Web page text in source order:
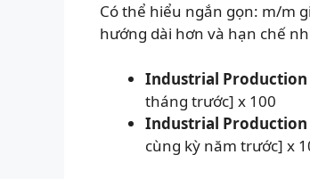
Có thể hiểu ngắn gọn: m/m
hướng dài hơn và hạn chế
Industrial
tháng trước] x 100
Industrial
cùng kỳ năm trước] x